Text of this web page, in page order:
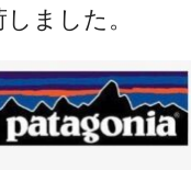
ました。